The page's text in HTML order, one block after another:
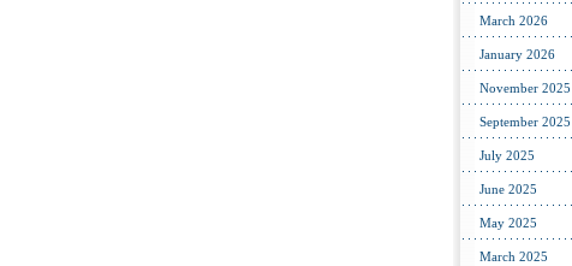
March 2026
January 2026
November 2025
September 2025
July 2025
June 2025
May 2025
March 2025